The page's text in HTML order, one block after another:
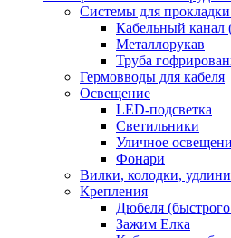
Системы для прокладки
Кабельный канал
Металлорукав
Труба
Гермовводы для кабеля
Освещение
LED-подсветка
Светильники
Уличное
Фонари
Вилки, колодки,
Крепления
Дюбеля
Зажим Елка